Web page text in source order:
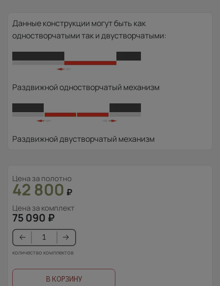
Данные конструкции могут быть как
одностворчатыми так и двустворчатыми:
Раздвижной одностворчатый механизм
Раздвижной двустворчатый механизм
Цена за полотно
42 800 ₽
Цена за комплект
75 090 ₽
количество комплектов
В КОРЗИНУ